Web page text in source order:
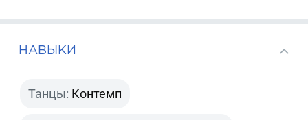
НАВЫКИ
Танцы: Контемп